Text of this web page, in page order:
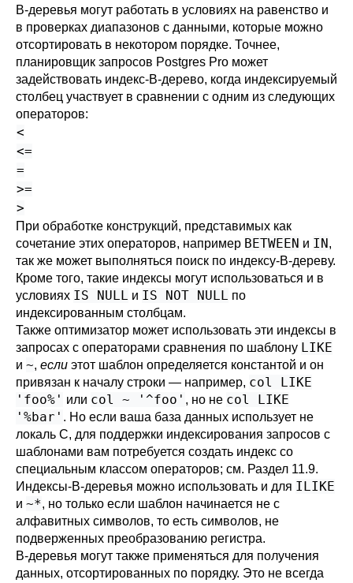
B-деревья могут работать в условиях на равенство и
в проверках диапазонов с данными, которые можно
отсортировать в некотором порядке. Точнее,
планировщик запросов Postgres Pro может
задействовать индекс-B-дерево, когда индексируемый
столбец участвует в сравнении с одним из следующих
операторов:
<
<=
=
>=
>
При обработке конструкций, представимых как
сочетание этих операторов, например BETWEEN и IN,
так же может выполняться поиск по индексу-B-дереву.
Кроме того, такие индексы могут использоваться и в
условиях IS NULL и IS NOT NULL по
индексированным столбцам.
Также оптимизатор может использовать эти индексы в
запросах с операторами сравнения по шаблону LIKE
и ~, если этот шаблон определяется константой и он
привязан к началу строки — например, col LIKE
'foo%' или col ~ '^foo' , но не col LIKE
'%bar' . Но если ваша база данных использует не
локаль C, для поддержки индексирования запросов с
шаблонами вам потребуется создать индекс со
специальным классом операторов; см. Раздел 11.9.
Индексы-B-деревья можно использовать и для ILIKE
и ~*, но только если шаблон начинается не с
алфавитных символов, то есть символов, не
подверженных преобразованию регистра.
B-деревья могут также применяться для получения
данных, отсортированных по порядку. Это не всегда